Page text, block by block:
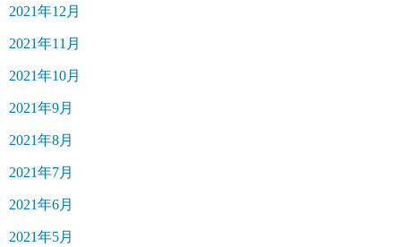
2021年12月
2021年11月
2021年10月
2021年9月
2021年8月
2021年7月
2021年6月
2021年5月